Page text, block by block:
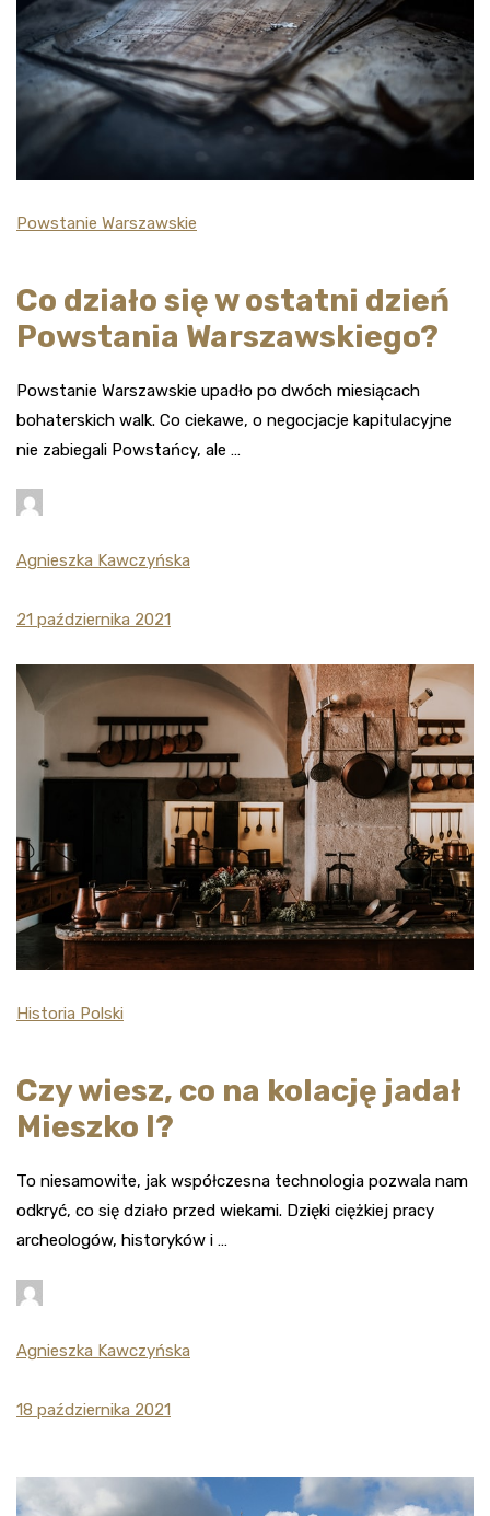
Powstanie Warszawskie
Co działo się w ostatni dzień
Powstania Warszawskiego?
Powstanie Warszawskie upadło po dwóch miesiącach
bohaterskich walk. Co ciekawe, o negocjacje kapitulacyjne
nie zabiegali Powstańcy, ale …
Agnieszka Kawczyńska
21 października 2021
Historia Polski
Czy wiesz, co na kolację jadał
Mieszko I?
To niesamowite, jak współczesna technologia pozwala nam
odkryć, co się działo przed wiekami. Dzięki ciężkiej pracy
archeologów, historyków i …
Agnieszka Kawczyńska
18 października 2021